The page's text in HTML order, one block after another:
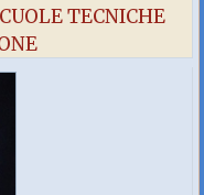
TECNICHE